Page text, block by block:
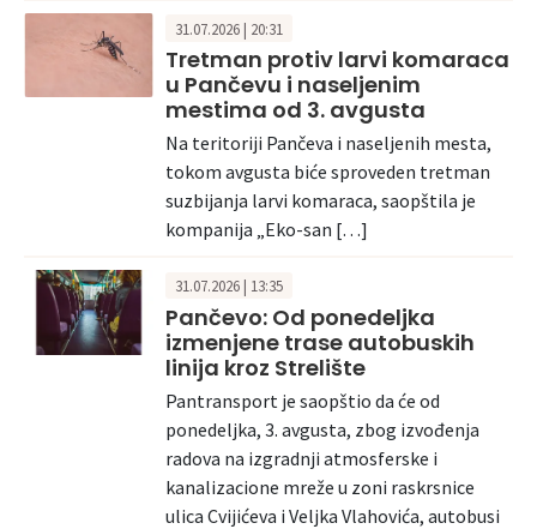
31.07.2026 | 20:31
Tretman protiv larvi komaraca
u Pančevu i naseljenim
mestima od 3. avgusta
Na teritoriji Pančeva i naseljenih mesta,
tokom avgusta biće sproveden tretman
suzbijanja larvi komaraca, saopštila je
kompanija „Eko-san […]
31.07.2026 | 13:35
Pančevo: Od ponedeljka
izmenjene trase autobuskih
linija kroz Strelište
Pantransport je saopštio da će od
ponedeljka, 3. avgusta, zbog izvođenja
radova na izgradnji atmosferske i
kanalizacione mreže u zoni raskrsnice
ulica Cvijićeva i Veljka Vlahovića, autobusi